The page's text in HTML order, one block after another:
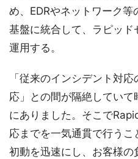
め、EDRやネットワーク
基盤に統合して、ラピッ
運用する。
「従来のインシデント対
応」との間が隔絶してい
にありました。そこで
応までを一気通貫で行う
初動を迅速にし、お客様の